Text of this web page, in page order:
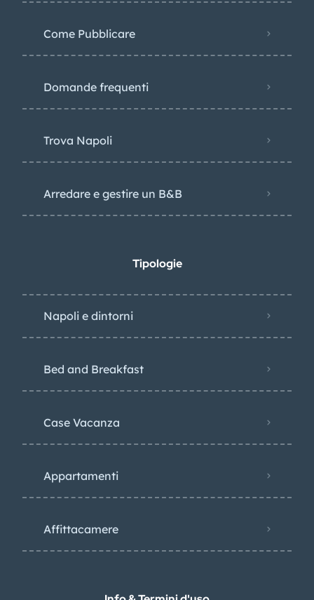
Come Pubblicare
Domande frequenti
Trova Napoli
Arredare e gestire un B&B
Tipologie
Napoli e dintorni
Bed and Breakfast
Case Vacanza
Appartamenti
Affittacamere